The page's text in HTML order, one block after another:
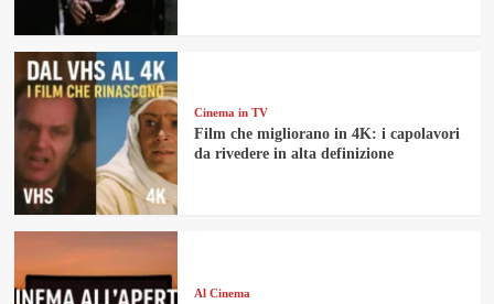
Cinema in TV
Film che migliorano in 4K: i capolavori
da rivedere in alta definizione
Al Cinema